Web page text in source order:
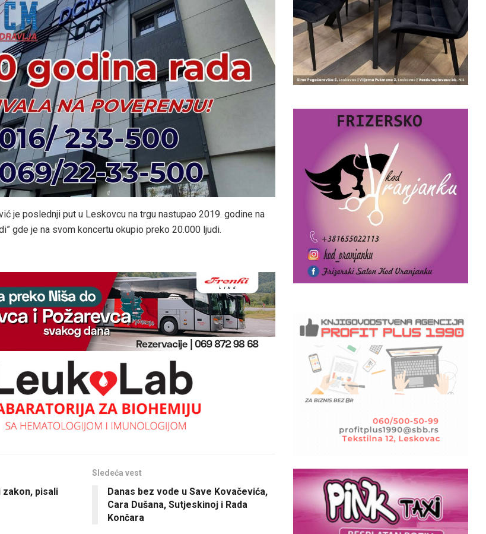
je poslednji put u Leskovcu na trgu nastupao 2019. godine na
gde je na svom koncertu okupio preko 20.000 ljudi.
pisali
Sledeća vest
Danas bez vode u Save Kovačevića,
Cara Dušana, Sutjeskinoj i Rada
Končara